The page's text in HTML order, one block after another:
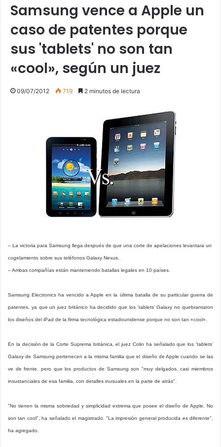
Samsung vence a Apple un
caso de patentes porque
sus 'tablets' no son tan
«cool», según un juez
09/07/2012 719 2 minutos de lectura
– La victoria para Samsung llega después de que una corte de apelaciones levantara un
cogelamiento sobre sus teléfonos Galaxy Nexus.
– Ambas compañías están manteniendo batallas legales en 10 países.
Samsung Electronics ha vencido a Apple en la última batalla de su particular guerra de
patentes, ya que un juez británico ha decidido que los 'tablets' Galaxy no quebrantaron
los diseños del iPad de la firma tecnológica estadounidense porque no son tan «cool».
En la decisión de la Corte Suprema británica, el juez Colin ha señalado que los 'tablets'
Galaxy de Samsung pertenecen a la misma familia que el diseño de Apple cuando se las
ve de frente, pero que los productos de Samsung son "muy delgados, casi miembros
insustanciales de esa familia, con detalles inusuales en la parte de atrás".
"No tienen la misma sobriedad y simplicidad extrema que posee el diseño de Apple. No
son tan cool", ha señalado el magistrado. "La impresión general producida es diferente",
ha agregado.